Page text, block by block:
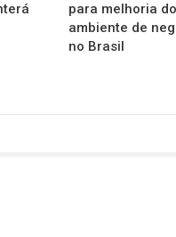
para melhoria do
ambiente de
no Brasil